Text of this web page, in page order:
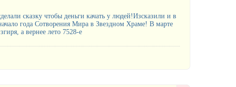
сказку чтобы деньги качать у людей!Изсказили и в
года Сотворения Мира в Звездном Храме! В марте
а вернее лето 7528-е